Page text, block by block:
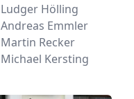
Ludger Hölling
Andreas Emmler
Martin Recker
Michael Kersting